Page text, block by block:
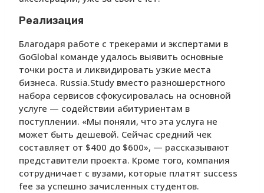
Реализация
Благодаря работе с трекерами и экспертами в
GoGlobal команде удалось выявить основные
точки роста и ликвидировать узкие места
бизнеса. Russia.Study вместо разношерстного
набора сервисов сфокусировалась на основной
услуге — содействии абитуриентам в
поступлении. «Мы поняли, что эта услуга не
может быть дешевой. Сейчас средний чек
составляет от $400 до $600», — рассказывают
представители проекта. Кроме того, компания
сотрудничает с вузами, которые платят success
fee за успешно зачисленных студентов.